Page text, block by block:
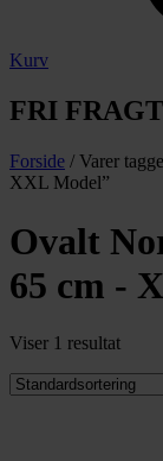
Kurv
FRI
Forside / Varer
XXL Model”
Ovalt
65 cm -
Viser 1 resultat